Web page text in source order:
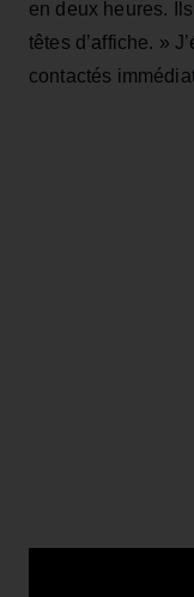
en deux heures.
têtes d’affiche. »
contactés